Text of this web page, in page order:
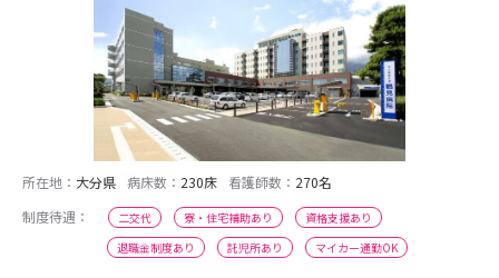
所在地： 大分県 病床数： 230床 看護師数： 270名
制度待遇：
二交代 寮・住宅補助あり
資格支援あり
退職金制度あり
託児所あり マイカー通勤OK